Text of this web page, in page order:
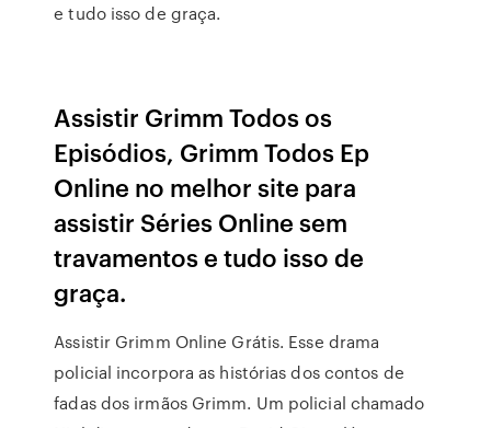
e tudo isso de graça.
Assistir Grimm Todos os
Episódios, Grimm Todos Ep
Online no melhor site para
assistir Séries Online sem
travamentos e tudo isso de
graça.
Assistir Grimm Online Grátis. Esse drama
policial incorpora as histórias dos contos de
fadas dos irmãos Grimm. Um policial chamado